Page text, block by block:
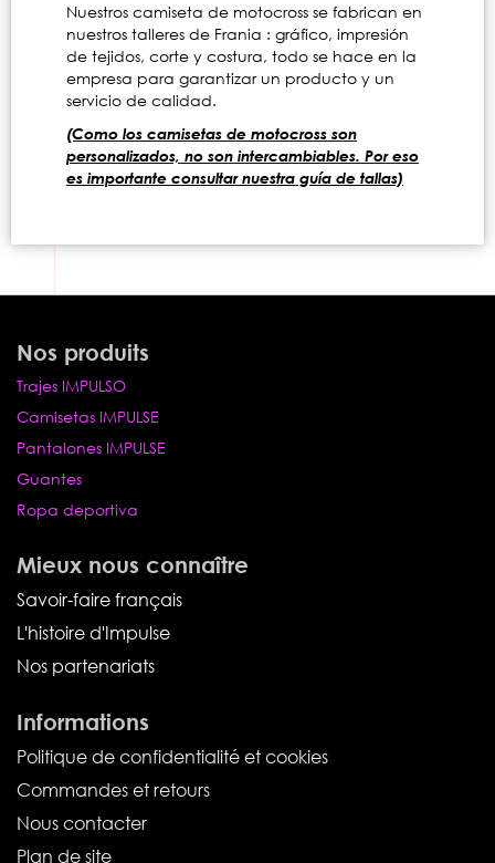
Nuestros camiseta de motocross se fabrican en
nuestros talleres de Frania : gráfico, impresión
de tejidos, corte y costura, todo se hace en la
empresa para garantizar un producto y un
servicio de calidad.
(Como los camisetas de motocross son
personalizados, no son intercambiables. Por eso
es importante consultar nuestra guía de tallas)
Nos produits
Trajes IMPULSO
Camisetas IMPULSE
Pantalones IMPULSE
Guantes
Ropa deportiva
Mieux nous connaître
Savoir-faire français
L'histoire d'Impulse
Nos partenariats
Informations
Politique de confidentialité et cookies
Commandes et retours
Nous contacter
Plan de site